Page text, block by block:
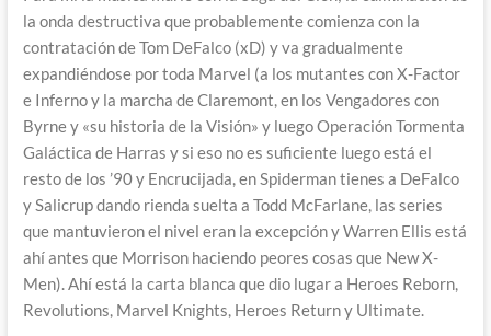
la onda destructiva que probablemente comienza con la
contratación de Tom DeFalco (xD) y va gradualmente
expandiéndose por toda Marvel (a los mutantes con X-Factor
e Inferno y la marcha de Claremont, en los Vengadores con
Byrne y «su historia de la Visión» y luego Operación Tormenta
Galáctica de Harras y si eso no es suficiente luego está el
resto de los ’90 y Encrucijada, en Spiderman tienes a DeFalco
y Salicrup dando rienda suelta a Todd McFarlane, las series
que mantuvieron el nivel eran la excepción y Warren Ellis está
ahí antes que Morrison haciendo peores cosas que New X-
Men). Ahí está la carta blanca que dio lugar a Heroes Reborn,
Revolutions, Marvel Knights, Heroes Return y Ultimate.